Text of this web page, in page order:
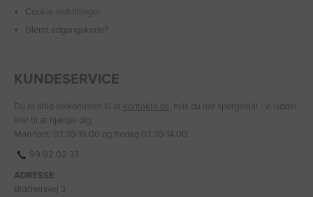
Cookie-indstillinger
Glemt adgangskode?
KUNDESERVICE
Du er altid velkommen til at kontakte os, hvis du har spørgsmål - vi sidder
klar til at hjælpe dig.
Man-tors: 07.30-16.00 og fredag 07.30-14.00.
99 92 02 33
ADRESSE
Blüchersvej 3